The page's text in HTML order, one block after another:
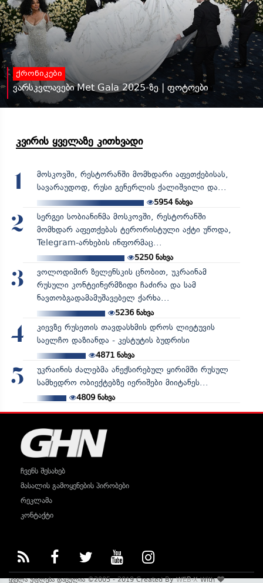
ქრონიკები
ვარსკვლავები Met Gala 2025-ზე | ფოტოები
კვირის ყველაზე კითხვადი
1
მოსკოვში, რესტორანში მომხდარი აფეთქებისას,
სავარაუდოდ, რუსი გენერლის ქალიშვილი და...
5954ნახვა
2
სერგეი სობიანინმა მოსკოვში, რესტორანში
მომხდარ აფეთქებას ტერორისტული აქტი უწოდა,
Telegram-არხების ინფორმაც...
5250ნახვა
3
ვოლოდიმირ ზელენსკის ცნობით, უკრაინამ
რუსული კონტეინერმზიდი ჩაძირა და სამ
ნავთობგადამამუშავებელ ქარხა...
5236ნახვა
4
კიევზე რუსეთის თავდასხმის დროს ლიეტუვის
საელჩო დაზიანდა - კესტუტის ბუდრისი
4871ნახვა
5
უკრაინის ძალებმა ანექსირებულ ყირიმში რუსულ
სამხედრო ობიექტებზე იერიშები მიიტანეს...
4809ნახვა
ჩვენს შესახებ
მასალის გამოყენების პირობები
რეკლამა
კონტაქტი
ყველა უფლება დაცულია ©2005 - 2019 Created ByWEB-XWith